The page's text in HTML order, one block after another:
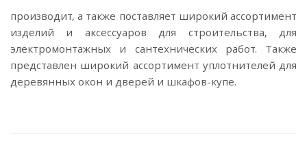
производит, а также поставляет широкий ассортимент
изделий и аксессуаров для строительства, для
электромонтажных и сантехнических работ. Также
представлен широкий ассортимент уплотнителей для
деревянных окон и дверей и шкафов-купе.